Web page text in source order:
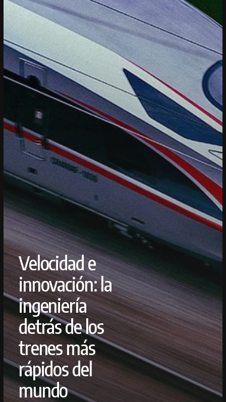
Velocidad e
innovación: la
ingeniería
detrás de los
trenes más
rápidos del
mundo